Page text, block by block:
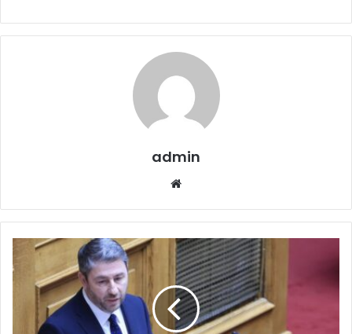
admin